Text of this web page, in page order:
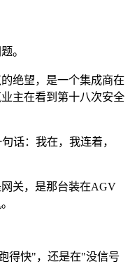
。
绝望，是一个集成商在
主在看到第十八次安全
话：我在，我连着，
关，是那台装在AGV
得快"，还是在"没信号